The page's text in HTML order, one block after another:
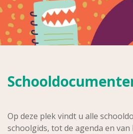
Op deze plek vindt u alle
schoolgids, tot de agenda en van